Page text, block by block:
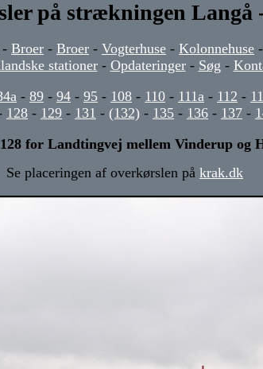
på strækningen Langå
- Broer - Broer - Vogterhuse - Kolonnehuse -
stationer- Opdateringer- Søg -
- 89 - 94 - 95 - 108 - 110 - 111a - 112 -
128 - 129 - 131 - (132) - 135 - 136 - 137 -
for Landtingvej mellem Vinderup og
Se placeringen af overkørslen på krak.dk